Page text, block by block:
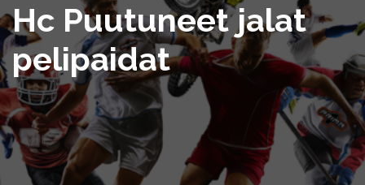
Hc Puutuneet jalat
pelipaidat